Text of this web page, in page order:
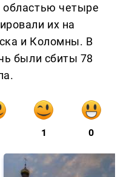
четыре
их на
и Коломны. В
были сбиты 78
1 0